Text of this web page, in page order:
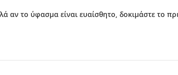
αν το ύφασμα είναι ευαίσθητο, δοκιμάστε το